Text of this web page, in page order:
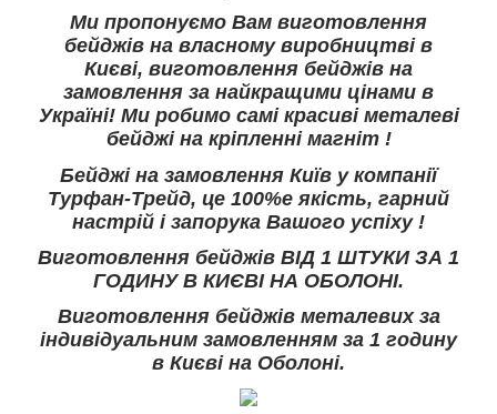
Ми пропонуємо Вам виготовлення
бейджів на власному виробництві в
Києві, виготовлення бейджів на
замовлення за найкращими цінами в
Україні! Ми робимо самі красиві металеві
бейджі на кріпленні магніт !
Бейджі на замовлення Київ у компанії
Турфан-Трейд, це 100%е якість, гарний
настрій і запорука Вашого успіху !
Виготовлення бейджів ВІД 1 ШТУКИ ЗА 1
ГОДИНУ В КИЄВІ НА ОБОЛОНІ.
Виготовлення бейджів металевих за
індивідуальним замовленням за 1 годину
в Києві на Оболоні.